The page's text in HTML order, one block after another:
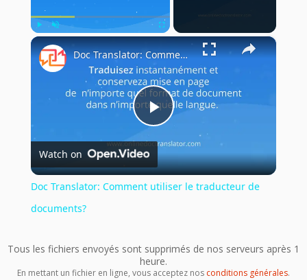
Play Unmute Fullscreen ×
Play
Video
Doc Translator: Comment utiliser le traducteur de documents?
Watch on
Doc Translator: Comment utiliser le traducteur de
documents?
Tous les fichiers envoyés sont supprimés de nos serveurs après 1
heure.
En mettant un fichier en ligne, vous acceptez nos conditions générales.